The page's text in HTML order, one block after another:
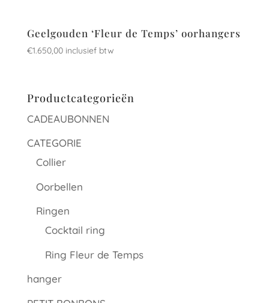
Geelgouden ‘Fleur de Temps’ oorhangers
€1.650,00 inclusief btw
Productcategorieën
CADEAUBONNEN
CATEGORIE
Collier
Oorbellen
Ringen
Cocktail ring
Ring Fleur de Temps
hanger